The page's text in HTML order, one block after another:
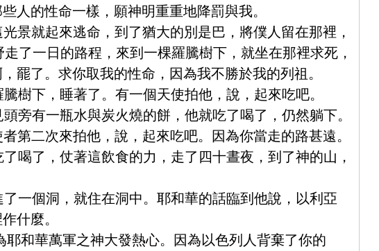
人的性命一樣，願神明重重地降罰與我。
光景就起來逃命，到了猶大的別是巴，將僕人留在那裡，
走了一日的路程，來到一棵羅騰樹下，就坐在那裡求死，
罷了。求你取我的性命，因為我不勝於我的列祖。
騰樹下，睡著了。有一個天使拍他，說，起來吃吧。
頭旁有一瓶水與炭火燒的餅，他就吃了喝了，仍然躺下。
者第二次來拍他，說，起來吃吧。因為你當走的路甚遠。
了喝了，仗著這飲食的力，走了四十晝夜，到了神的山，
了一個洞，就住在洞中。耶和華的話臨到他說，以利亞
什麼。
耶和華萬軍之神大發熱心。因為以色列人背棄了你的